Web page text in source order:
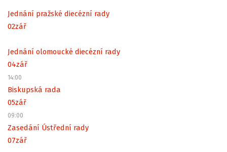
Jednání pražské diecézní rady
02zář
Jednání olomoucké diecézní rady
04zář
14:00
Biskupská rada
05zář
09:00
Zasedání Ústřední rady
07zář